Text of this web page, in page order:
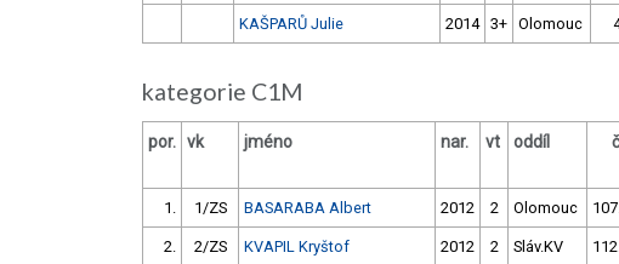
KAŠPARŮ Julie 2014 3+ Olomouc
kategorie C1M
por. vk jméno nar. vt oddíl
1. 1/ZS BASARABA Albert 2012 2 Olomouc
2. 2/ZS KVAPIL Kryštof 2012 2 Sláv.KV